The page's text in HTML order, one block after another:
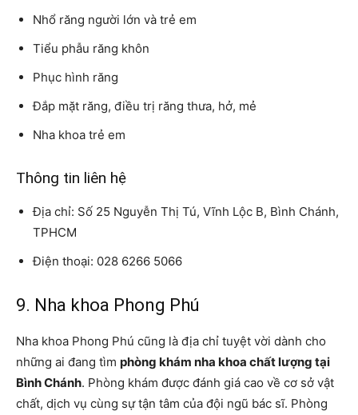
Nhổ răng người lớn và trẻ em
Tiểu phẫu răng khôn
Phục hình răng
Đắp mặt răng, điều trị răng thưa, hở, mẻ
Nha khoa trẻ em
Thông tin liên hệ
Địa chỉ: Số 25 Nguyễn Thị Tú, Vĩnh Lộc B, Bình Chánh,
TPHCM
Điện thoại: 028 6266 5066
9. Nha khoa Phong Phú
Nha khoa Phong Phú cũng là địa chỉ tuyệt vời dành cho
những ai đang tìm phòng khám nha khoa chất lượng tại
Bình Chánh. Phòng khám được đánh giá cao về cơ sở vật
chất, dịch vụ cùng sự tận tâm của đội ngũ bác sĩ. Phòng